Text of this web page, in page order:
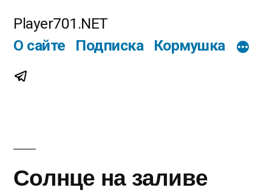
Player701.NET
О сайте
Подписка Кормушка
Telegram
Солнце на заливе